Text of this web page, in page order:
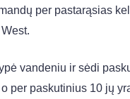
per pastarąsias
vandeniu ir sėdi
per paskutinius 10 jų